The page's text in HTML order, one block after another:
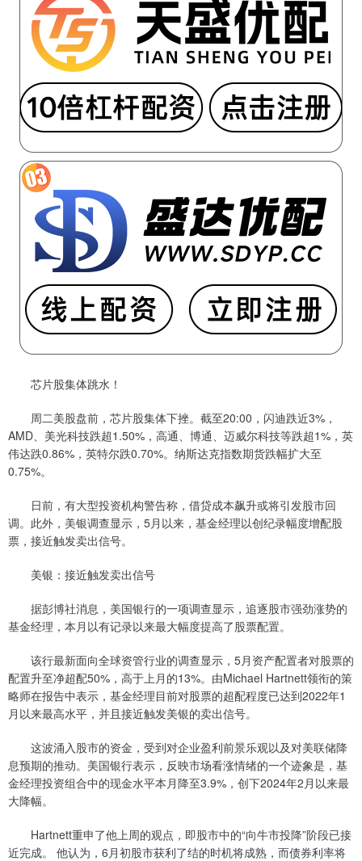
芯片股集体跳水！
周二美股盘前，芯片股集体下挫。截至20:00，闪迪跌近3%，
AMD、美光科技跌超1.50%，高通、博通、迈威尔科技等跌超1%，英
伟达跌0.86%，英特尔跌0.70%。纳斯达克指数期货跌幅扩大至
0.75%。
日前，有大型投资机构警告称，借贷成本飙升或将引发股市回
调。此外，美银调查显示，5月以来，基金经理以创纪录幅度增配股
票，接近触发卖出信号。
美银：接近触发卖出信号
据彭博社消息，美国银行的一项调查显示，追逐股市强劲涨势的
基金经理，本月以有记录以来最大幅度提高了股票配置。
该行最新面向全球资管行业的调查显示，5月资产配置者对股票的
配置升至净超配50%，高于上月的13%。由Michael Hartnett领衔的策
略师在报告中表示，基金经理目前对股票的超配程度已达到2022年1
月以来最高水平，并且接近触发美银的卖出信号。
这波涌入股市的资金，受到对企业盈利前景乐观以及对美联储降
息预期的推动。美国银行表示，反映市场看涨情绪的一个迹象是，基
金经理投资组合中的现金水平本月降至3.9%，创下2024年2月以来最
大降幅。
Hartnett重申了他上周的观点，即股市中的“向牛市投降”阶段已接
近完成。 他认为，6月初股市获利了结的时机将成熟，而债券利率将